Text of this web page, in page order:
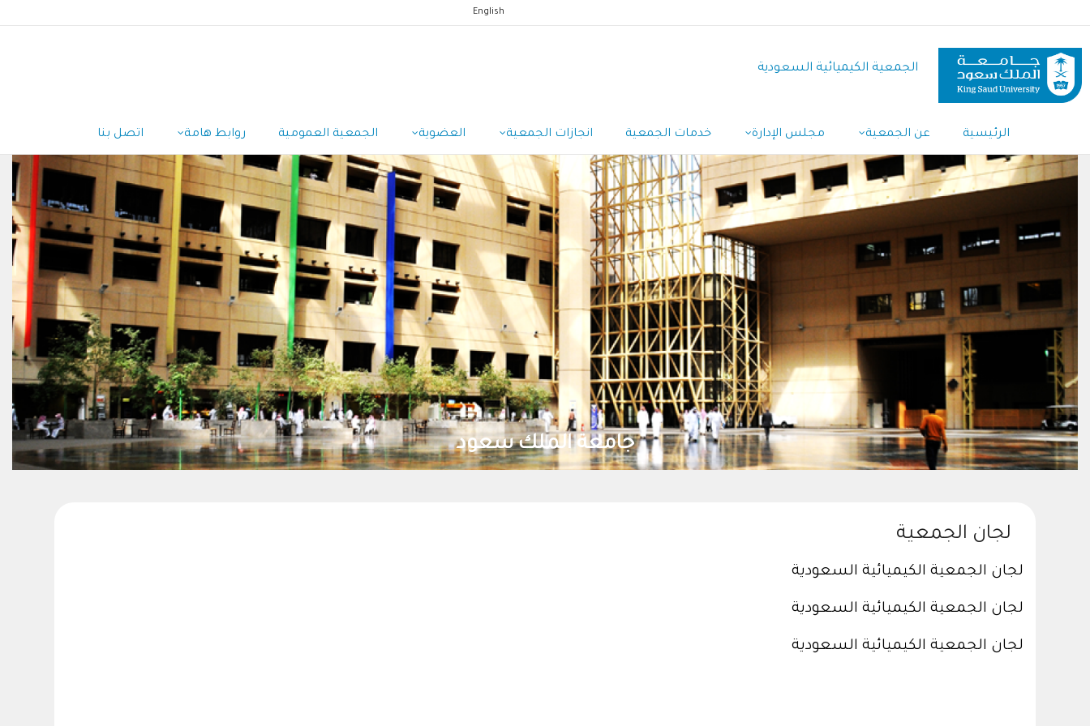
المحتوى
الرئيسي
English
الجمعية الكيميائية السعودية
الرئيسية عن الجمعية مجلس الإدارة خدمات الجمعية انجازات الجمعية العضوية الجمعية العمومية روابط هامة اتصل بنا
جامعة الملك سعود
لجان الجمعية
لجان الجمعية الكيميائية السعودية
لجان الجمعية الكيميائية السعودية
لجان الجمعية الكيميائية السعودية